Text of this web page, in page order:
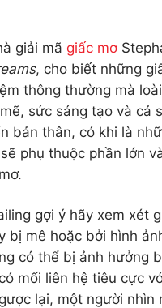
giải mã giấc mơ
, cho biết những
thông thường mà
sức sáng tạo và cả
bản thân, có khi là
phụ thuộc phần lớn
gợi ý hãy xem xét
bị mê hoặc bởi hình
có thể bị ảnh hưởng
mối liên hệ tiêu cực
lại, một người